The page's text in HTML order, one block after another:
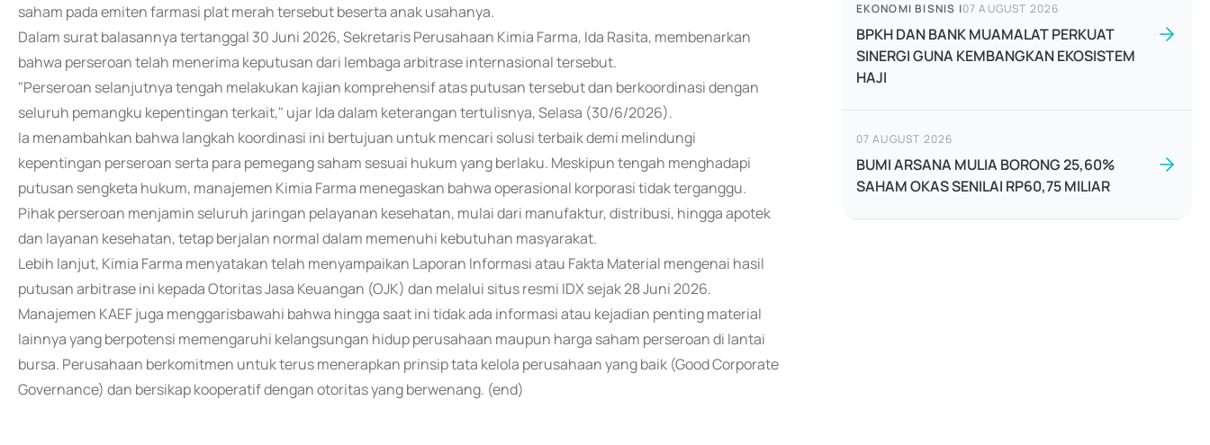
saham pada emiten farmasi plat merah tersebut beserta anak usahanya.
Dalam surat balasannya tertanggal 30 Juni 2026, Sekretaris Perusahaan Kimia Farma, Ida Rasita, membenarkan
bahwa perseroan telah menerima keputusan dari lembaga arbitrase internasional tersebut.
"Perseroan selanjutnya tengah melakukan kajian komprehensif atas putusan tersebut dan berkoordinasi dengan
seluruh pemangku kepentingan terkait," ujar Ida dalam keterangan tertulisnya, Selasa (30/6/2026).
Ia menambahkan bahwa langkah koordinasi ini bertujuan untuk mencari solusi terbaik demi melindungi
kepentingan perseroan serta para pemegang saham sesuai hukum yang berlaku. Meskipun tengah menghadapi
putusan sengketa hukum, manajemen Kimia Farma menegaskan bahwa operasional korporasi tidak terganggu.
Pihak perseroan menjamin seluruh jaringan pelayanan kesehatan, mulai dari manufaktur, distribusi, hingga apotek
dan layanan kesehatan, tetap berjalan normal dalam memenuhi kebutuhan masyarakat.
Lebih lanjut, Kimia Farma menyatakan telah menyampaikan Laporan Informasi atau Fakta Material mengenai hasil
putusan arbitrase ini kepada Otoritas Jasa Keuangan (OJK) dan melalui situs resmi IDX sejak 28 Juni 2026.
Manajemen KAEF juga menggarisbawahi bahwa hingga saat ini tidak ada informasi atau kejadian penting material
lainnya yang berpotensi memengaruhi kelangsungan hidup perusahaan maupun harga saham perseroan di lantai
bursa. Perusahaan berkomitmen untuk terus menerapkan prinsip tata kelola perusahaan yang baik (Good Corporate
Governance) dan bersikap kooperatif dengan otoritas yang berwenang. (end)
EKONOMI BISNIS |07 AUGUST 2026
BPKH DAN BANK MUAMALAT PERKUAT
SINERGI GUNA KEMBANGKAN EKOSISTEM
HAJI
07 AUGUST 2026
BUMI ARSANA MULIA BORONG 25,60%
SAHAM OKAS SENILAI RP60,75 MILIAR